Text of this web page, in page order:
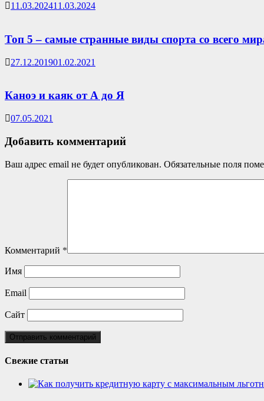
11.03.202411.03.2024
Топ 5 – самые странные виды спорта со всего
27.12.201901.02.2021
Каноэ и каяк от А до Я
07.05.2021
Добавить комментарий
Ваш адрес email не будет опубликован. Обязательные поля
Комментарий *
Имя
Email
Сайт
Свежие статьи